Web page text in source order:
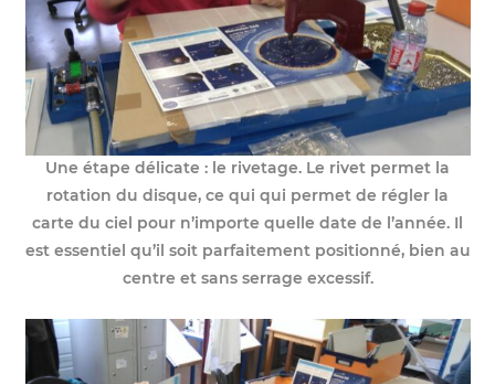
Une étape délicate : le rivetage. Le rivet permet la
rotation du disque, ce qui qui permet de régler la
carte du ciel pour n’importe quelle date de l’année. Il
est essentiel qu’il soit parfaitement positionné, bien au
centre et sans serrage excessif.